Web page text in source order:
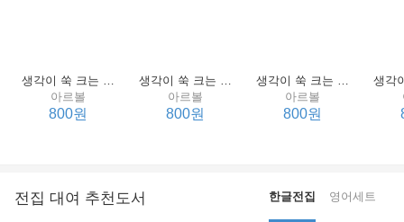
생각이 쑥 크는 세계 명작 4 : 언어 편
아르볼
800원
생각이 쑥 크는 세계 명작 3 : 언어 편
아르볼
800원
생각이 쑥 크는 세계 명작 2 : 언어 편
아르볼
800원
전집 대여 추천도서 한글전집 영어세트